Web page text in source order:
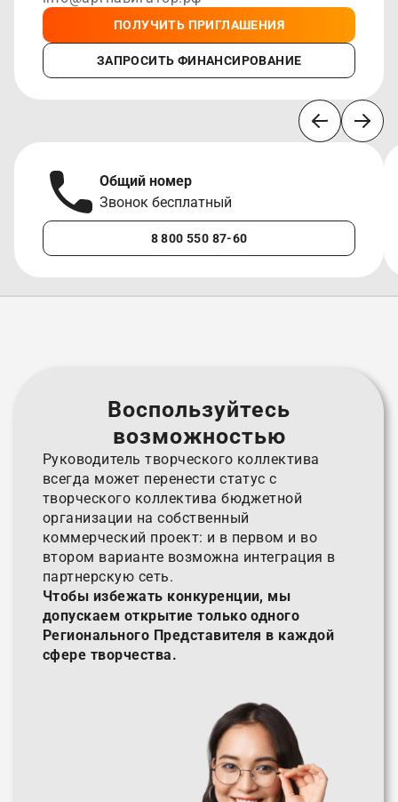
ПОЛУЧИТЬ ПРИГЛАШЕНИЯ
ЗАПРОСИТЬ ФИНАНСИРОВАНИЕ
Общий номер
Звонок бесплатный
8 800 550 87-60
Воспользуйтесь
возможностью
Руководитель творческого коллектива
всегда может перенести статус с
творческого коллектива бюджетной
организации на собственный
коммерческий проект: и в первом и во
втором варианте возможна интеграция в
партнерскую сеть.
Чтобы избежать конкуренции, мы
допускаем открытие только одного
Регионального Представителя в каждой
сфере творчества.